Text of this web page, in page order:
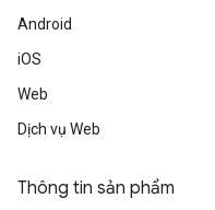
Android
iOS
Web
Dịch vụ Web
Thông tin sản phẩm